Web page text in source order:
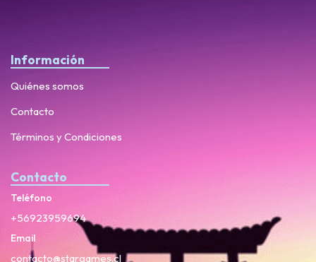
Información
Quiénes somos
Contacto
Términos y Condiciones
Contacto
Teléfono
+56923959694
Email
contacto@stargames.cl